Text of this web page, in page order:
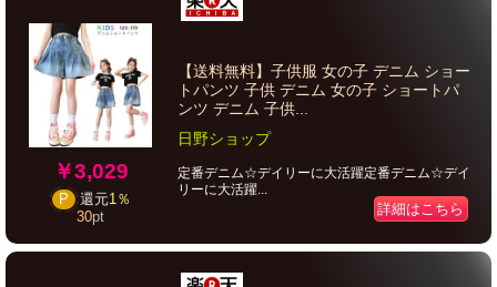
￥3,029
P 還元1％
30pt
【送料無料】子供服 女の子 デニム ショー
トパンツ 子供 デニム 女の子 ショートパ
ンツ デニム 子供...
日野ショップ
定番デニム☆デイリーに大活躍定番デニム☆デイ
リーに大活躍...
詳細はこちら